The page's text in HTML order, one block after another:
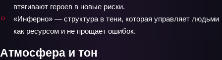
втягивают героев в новые риски.
«Инферно» — структура в тени, которая управляет людьми
как ресурсом и не прощает ошибок.
Атмосфера и тон